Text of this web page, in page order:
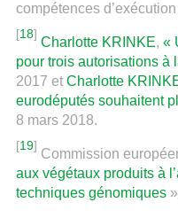
compétences
[18]
Charlotte KRINKE, «
pour trois autorisations à
2017 et Charlotte
eurodéputés souhaitent
8 mars 2018.
[19]
Commission
aux végétaux produits à
techniques génomiques